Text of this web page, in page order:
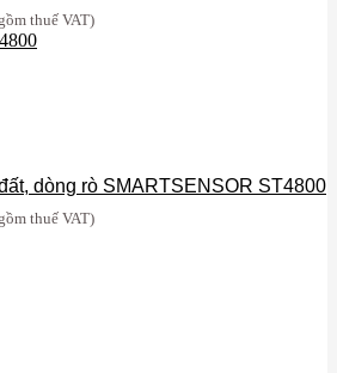
thuế VAT)
dòng rò SMARTSENSOR ST4800
thuế VAT)